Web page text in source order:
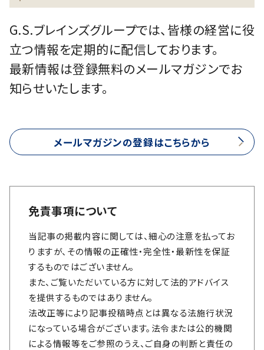
G.S.ブレインズグループでは、皆様の経営に役
立つ情報を定期的に配信しております。
最新情報は登録無料のメールマガジンでお
知らせいたします。
メールマガジンの登録はこちらから
免責事項について
当記事の掲載内容に関しては、細心の注意を払ってお
りますが、その情報の正確性・完全性・最新性を保証
するものではございません。
また、ご覧いただいている方に対して法的アドバイス
を提供するものではありません。
法改正等により記事投稿時点とは異なる法施行状況
になっている場合がございます。法令または公的機関
による情報等をご参照のうえ、ご自身の判断と責任の